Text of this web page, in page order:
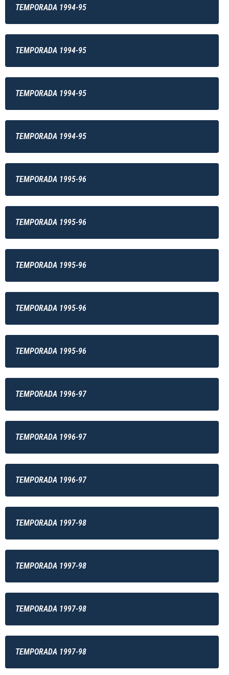
TEMPORADA 1994-95
TEMPORADA 1994-95
TEMPORADA 1994-95
TEMPORADA 1994-95
TEMPORADA 1995-96
TEMPORADA 1995-96
TEMPORADA 1995-96
TEMPORADA 1995-96
TEMPORADA 1995-96
TEMPORADA 1996-97
TEMPORADA 1996-97
TEMPORADA 1996-97
TEMPORADA 1997-98
TEMPORADA 1997-98
TEMPORADA 1997-98
TEMPORADA 1997-98